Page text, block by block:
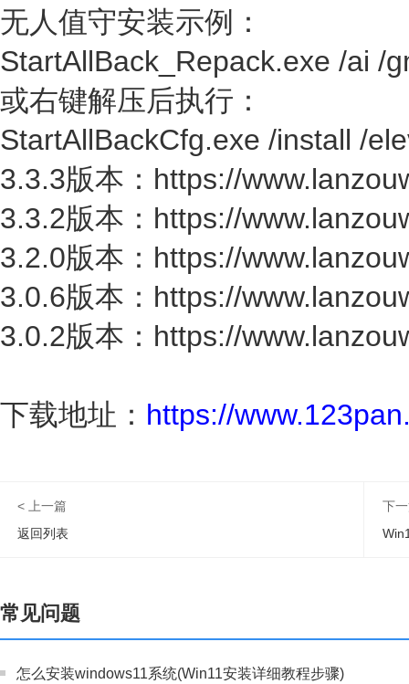
无人值守安装示例：
StartAllBack_Repack.exe /ai /
或右键解压后执行：
StartAllBackCfg.exe /install /
3.3.3版本：https://
3.3.2版本：https://
3.2.0版本：https://
3.0.6版本：https://
3.0.2版本：https://
下载地址： https://
< 上一篇
返回列表
下
常见问题
怎么安装windows11系统(Win11安装详细教程步骤)